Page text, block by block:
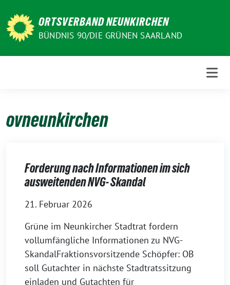
zum
Inhalt
ORTSVERBAND NEUNKIRCHEN
BÜNDNIS 90/DIE GRÜNEN SAARLAND
ovneunkirchen
Forderung nach Informationen im sich
ausweitenden NVG- Skandal
21. Februar 2026
Grüne im Neunkircher Stadtrat fordern
vollumfängliche Informationen zu NVG-
SkandalFraktionsvorsitzende Schöpfer: OB
soll Gutachter in nächste Stadtratssitzung
einladen und Gutachten für